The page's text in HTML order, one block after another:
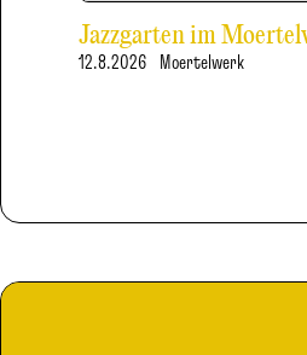
Jazzgarten im
12.8.2026 Moertelwerk